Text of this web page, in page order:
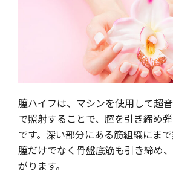
膣ハイフは、マシンを使用して超
で照射することで、膣を引き締め
です。深い部分にある筋組織にまで
膣だけでなく骨盤底筋も引き締め
がります。